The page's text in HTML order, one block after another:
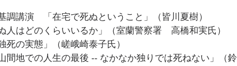
講演　「在宅で死ぬということ」（皆川夏樹）
はどのくらいいるか」（室蘭警察署　高橋和実氏）
の実態」（嵯峨崎泰子氏）
間地での人生の最後 -- なかなか独りでは死ねない」（鈴